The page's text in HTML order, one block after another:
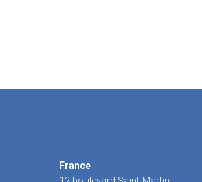
France